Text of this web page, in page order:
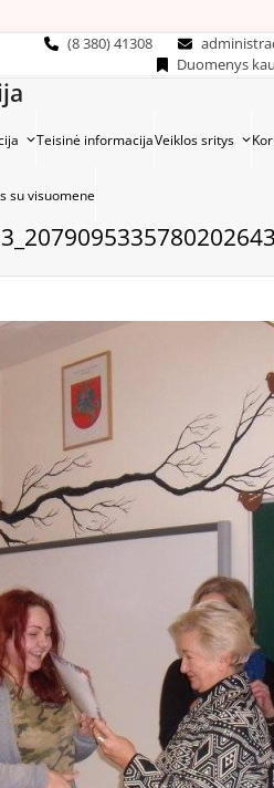
(8 380) 41308
Duomenys
Teisinė informacijaVeiklos sritys
su visuomene